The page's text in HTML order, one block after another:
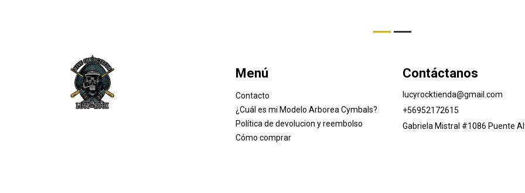
Menú
Contacto
¿Cuál es mi Modelo Arborea Cymbals?
Política de devolucion y reembolso
Cómo comprar
Contáctanos
lucyrocktienda@gmail.com
+56952172615
Gabriela Mistral #1086 Puente